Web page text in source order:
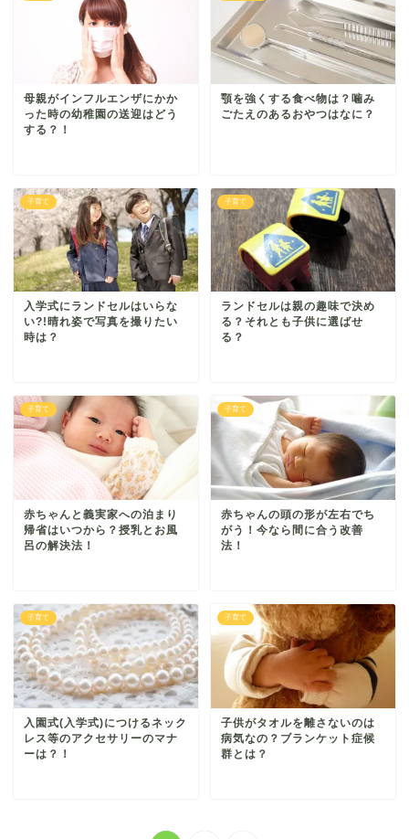
母親がインフルエンザにかか
った時の幼稚園の送迎はどう
する？！
顎を強くする食べ物は？噛み
ごたえのあるおやつはなに？
子育て
入学式にランドセルはいらな
い?!晴れ姿で写真を撮りたい
時は？
子育て
ランドセルは親の趣味で決め
る？それとも子供に選ばせ
る？
子育て
赤ちゃんと義実家への泊まり
帰省はいつから？授乳とお風
呂の解決法！
子育て
赤ちゃんの頭の形が左右でち
がう！今なら間に合う改善
法！
子育て
入園式(入学式)につけるネック
レス等のアクセサリーのマナ
ーは？！
子育て
子供がタオルを離さないのは
病気なの？ブランケット症候
群とは？